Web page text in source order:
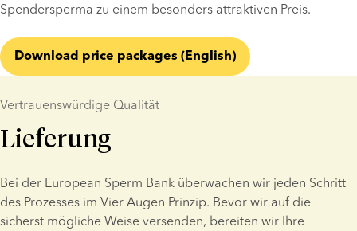
Spendersperma zu einem besonders attraktiven Preis.
Download price packages (English)
Vertrauenswürdige Qualität
Lieferung
Bei der European Sperm Bank überwachen wir jeden Schritt
des Prozesses im Vier Augen Prinzip. Bevor wir auf die
sicherst mögliche Weise versenden, bereiten wir Ihre